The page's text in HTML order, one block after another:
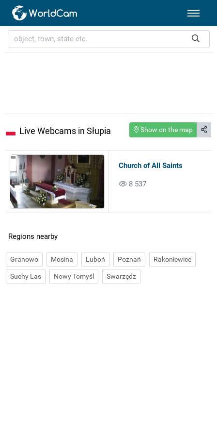
Live Webcams in Słupia Show on the map
Church of All Saints
8 537
Regions nearby
Granowo Mosina Luboń Poznań Rakoniewice
Suchy Las Nowy Tomyśl Swarzędz